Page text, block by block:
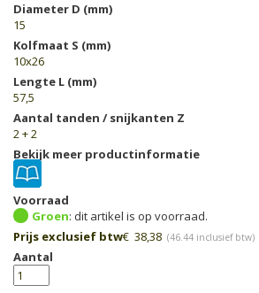
Diameter D (mm)
15
Kolfmaat S (mm)
10x26
Lengte L (mm)
57,5
Aantal tanden / snijkanten Z
2 + 2
Bekijk meer productinformatie
Voorraad
Groen
Prijs exclusief btw€ 38,38 (46.44 inclusief btw)
Aantal